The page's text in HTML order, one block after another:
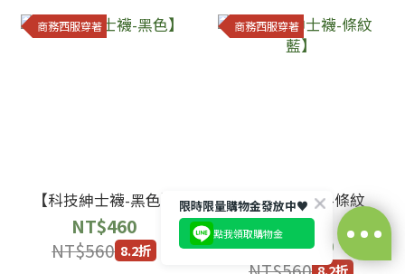
商務西服穿著
【科技紳士襪-黑色】
NT$460
NT$560 8.2折
商務西服穿著
【科技紳士襪-條紋
藍】
NT$460
眾多明星球星愛用推薦的神奇永久
除臭襪、不鐵腿壓縮神褲、清新內
衣褲通通限時優惠中！
限時限量購物金發放中♥️
點我領取購物金